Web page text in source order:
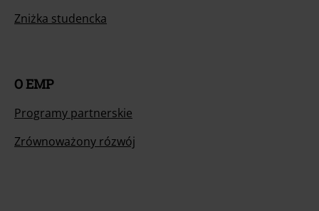
Zniżka studencka
O EMP
Programy partnerskie
Zrównoważony rózwój